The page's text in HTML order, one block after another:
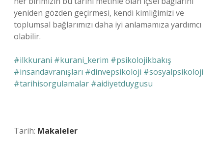
yeniden gözden geçirmesi, kendi kimliğimizi ve
toplumsal bağlarımızı daha iyi anlamamıza yardımcı
olabilir.
#ilkkurani #kurani_kerim #psikolojikbakış
#insandavranışları #dinvepsikoloji #sosyalpsikoloji
#tarihisorgulamalar #aidiyetduygusu
Tarih: Makaleler